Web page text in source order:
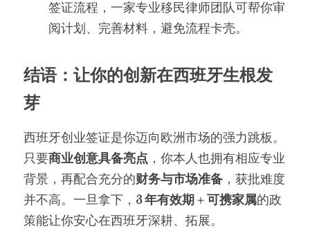
签证流程，一家专业移民律师团队可帮你审
阅计划、完善材料，避免流程卡壳。
结语：让你的创新在西班牙生根发
芽
西班牙创业签证是你迈向欧洲市场的强力跳板。
只要商业创意具备亮点 ，你本人也拥有相应专业
背景，再配合充分的财务与市场准备 ，获批难度
并不高。一旦拿下， 3 年有效期 ＋可携家属的政
策能让你安心在西班牙深耕、拓展。